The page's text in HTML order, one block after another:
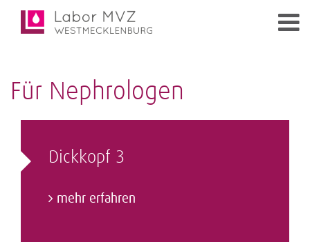
Für Nephrologen
Dickkopf 3
mehr erfahren